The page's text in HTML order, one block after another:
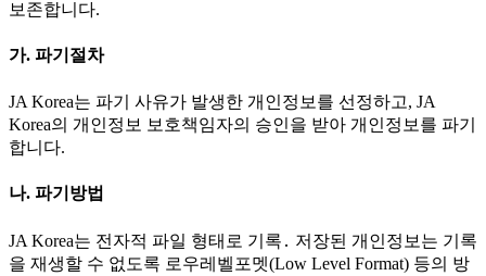
보존합니다.
가. 파기절차
JA Korea는 파기 사유가 발생한 개인정보를 선정하고, JA
Korea의 개인정보 보호책임자의 승인을 받아 개인정보를 파기
합니다.
나. 파기방법
JA Korea는 전자적 파일 형태로 기록․ 저장된 개인정보는 기록
을 재생할 수 없도록 로우레벨포멧(Low Level Format) 등의 방